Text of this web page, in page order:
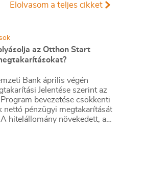
Elolvasom a teljes cikket
az Otthon Start
Bank április végén
Jelentése szerint az
bevezetése csökkenti
nettó pénzügyi megtakarítását
hitelállomány növekedett, az
álló pénzügyi eszközöket